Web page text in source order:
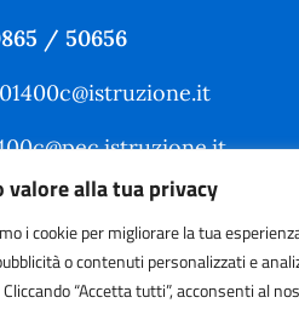
valore alla tua privacy
o contenuti personalizzati e
“Accetta tutti”, acconsenti al
/ 50656
Palladino